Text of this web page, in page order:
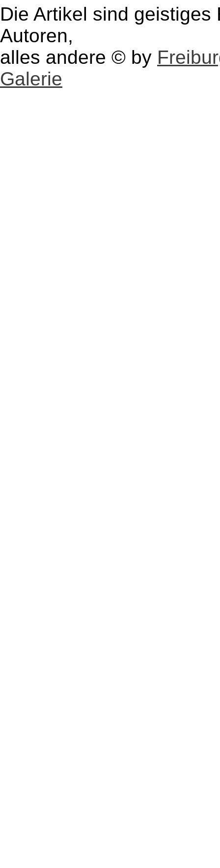
Die Artikel sind
Autoren,
alles andere © by
Galerie